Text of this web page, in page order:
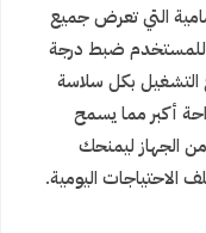
التي تعرض جميع
للمستخدم ضبط درجة
التشغيل بكل سلاسة
أكبر مما يسمح
من الجهاز ليمنحك
الاحتياجات اليومية.